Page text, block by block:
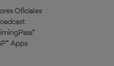
Oficiales
Apps